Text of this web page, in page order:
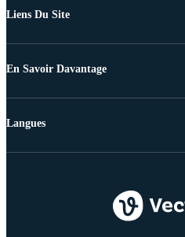
Liens Du Site
En Savoir Davantage
Langues